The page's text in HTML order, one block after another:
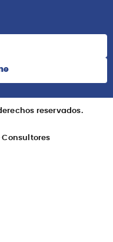
reservados.
Consultores